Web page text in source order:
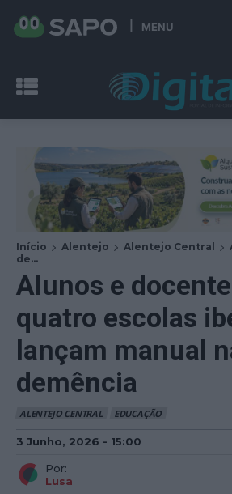
MENU
Início Alentejo Alentejo Central
de...
Alunos e
quatro escolas
lançam manual
demência
ALENTEJO CENTRAL EDUCAÇÃO
3 Junho, 2026 - 15:00
Por:
Lusa